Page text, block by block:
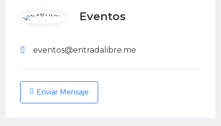
Eventos
eventos@entradalibre.me
Enviar Mensaje